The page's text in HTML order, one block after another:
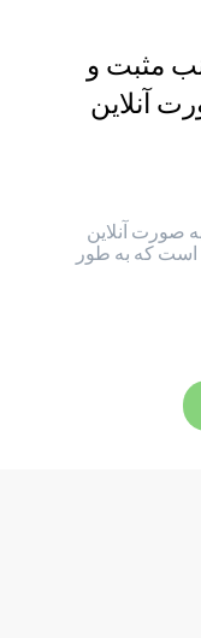
مثبت و
آنلاین
صورت آنلاین
است که به طور